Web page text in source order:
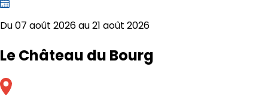
Du 07 août 2026 au 21 août 2026
Le Château du Bourg